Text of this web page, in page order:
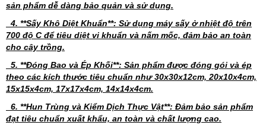
sản phẩm dễ dàng bảo quản và sử dụng.
4. **Sấy Khô Diệt Khuẩn**: Sử dụng máy sấy ở nhiệt độ trên
700 độ C để tiêu diệt vi khuẩn và nấm mốc, đảm bảo an toàn
cho cây trồng.
5. **Đóng Bao và Ép Khối**: Sản phẩm được đóng gói và ép
theo các kích thước tiêu chuẩn như 30x30x12cm, 20x10x4cm,
15x15x4cm, 17x17x4cm, 14x14x4cm.
6. **Hun Trùng và Kiểm Dịch Thực Vật**: Đảm bảo sản phẩm
đạt tiêu chuẩn xuất khẩu, an toàn và chất lượng cao.